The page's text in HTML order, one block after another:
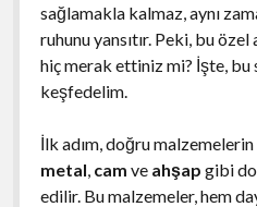
sağlamakla kalmaz, aynı
ruhunu yansıtır. Peki, bu özel
hiç merak ettiniz mi? İşte, bu
keşfedelim.
İlk adım, doğru
metal, cam ve ahşap gibi
edilir. Bu malzemeler, hem